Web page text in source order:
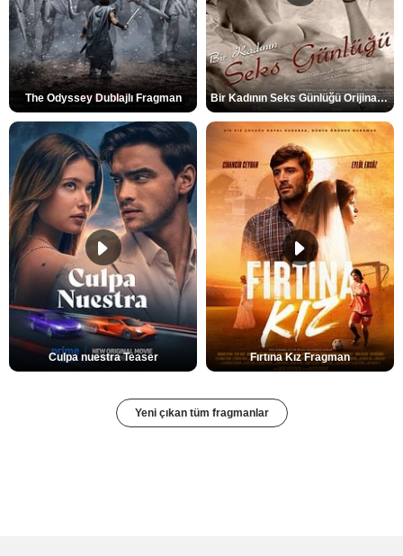
The Odyssey Dublajlı Fragman Bir Kadının Seks Günlüğü Orijinal Fragman
Culpa nuestra Teaser Fırtına Kız Fragman
Yeni çıkan tüm fragmanlar